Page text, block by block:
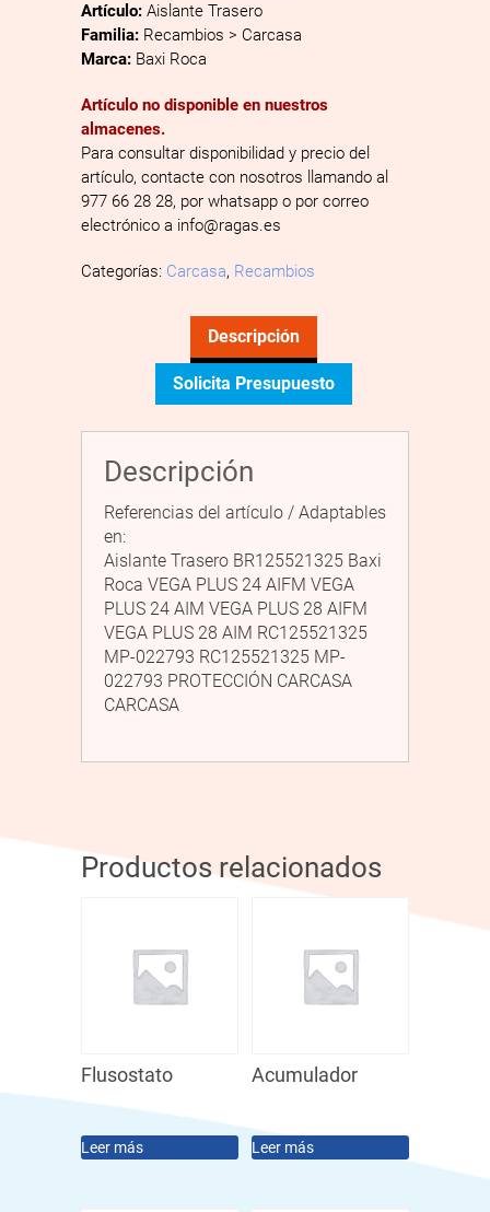
Artículo: Aislante Trasero
Familia: Recambios > Carcasa
Marca: Baxi Roca
Artículo no disponible en nuestros
almacenes.
Para consultar disponibilidad y precio del
artículo, contacte con nosotros llamando al
977 66 28 28, por whatsapp o por correo
electrónico a info@ragas.es
Categorías: Carcasa, Recambios
Descripción
Solicita Presupuesto
Descripción
Referencias del artículo / Adaptables
en:
Aislante Trasero BR125521325 Baxi
Roca VEGA PLUS 24 AIFM VEGA
PLUS 24 AIM VEGA PLUS 28 AIFM
VEGA PLUS 28 AIM RC125521325
MP-022793 RC125521325 MP-
022793 PROTECCIÓN CARCASA
CARCASA
Productos relacionados
Flusostato
Leer más
Acumulador
Leer más